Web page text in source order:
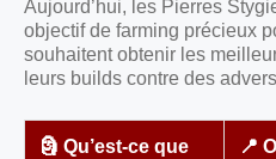
Aujourd’hui, les Pierres
objectif de farming précieux
souhaitent obtenir les
leurs builds contre des
🗿 Qu’est-ce que
📍